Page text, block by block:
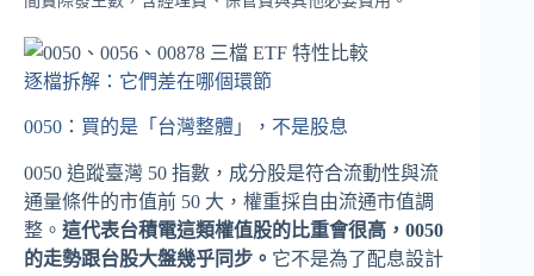
逐檔拆解：它們差在哪個環節
0050：買的是「台灣整體」，不是股息
0050 追蹤臺灣 50 指數，成分股是符合流動性與流
通量條件的市值前 50 大，權重採自由流通市值調
整。 這代表台積電這類權值股的比重會很高，0050
的走勢跟台股大盤幾乎同步。 它不是為了配息設計